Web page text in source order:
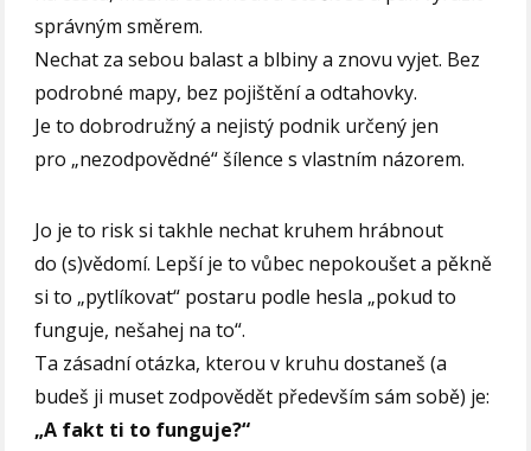
správným směrem.
Nechat za sebou balast a blbiny a znovu vyjet. Bez
podrobné mapy, bez pojištění a odtahovky.
Je to dobrodružný a nejistý podnik určený jen
pro „nezodpovědné“ šílence s vlastním názorem.
Jo je to risk si takhle nechat kruhem hrábnout
do (s)vědomí. Lepší je to vůbec nepokoušet a pěkně
si to „pytlíkovat“ postaru podle hesla „pokud to
funguje, nešahej na to“.
Ta zásadní otázka, kterou v kruhu dostaneš (a
budeš ji muset zodpovědět především sám sobě) je:
„A fakt ti to funguje?“